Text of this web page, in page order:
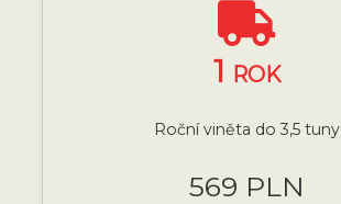
1 ROK
Roční viněta do 3,5 tuny
569 PLN